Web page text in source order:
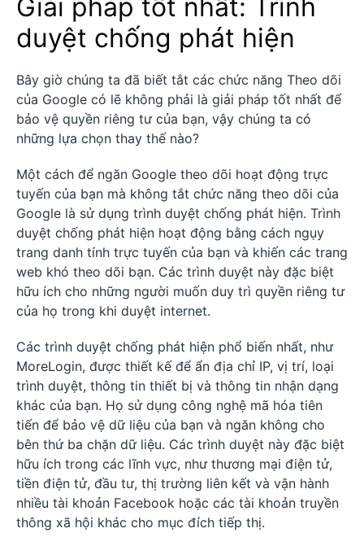
Giải pháp tốt nhất: Trình
duyệt chống phát hiện
Bây giờ chúng ta đã biết tắt các chức năng Theo dõi
của Google có lẽ không phải là giải pháp tốt nhất để
bảo vệ quyền riêng tư của bạn, vậy chúng ta có
những lựa chọn thay thế nào?
Một cách để ngăn Google theo dõi hoạt động trực
tuyến của bạn mà không tắt chức năng theo dõi của
Google là sử dụng trình duyệt chống phát hiện. Trình
duyệt chống phát hiện hoạt động bằng cách ngụy
trang danh tính trực tuyến của bạn và khiến các trang
web khó theo dõi bạn. Các trình duyệt này đặc biệt
hữu ích cho những người muốn duy trì quyền riêng tư
của họ trong khi duyệt internet.
Các trình duyệt chống phát hiện phổ biến nhất, như
MoreLogin, được thiết kế để ẩn địa chỉ IP, vị trí, loại
trình duyệt, thông tin thiết bị và thông tin nhận dạng
khác của bạn. Họ sử dụng công nghệ mã hóa tiên
tiến để bảo vệ dữ liệu của bạn và ngăn không cho
bên thứ ba chặn dữ liệu. Các trình duyệt này đặc biệt
hữu ích trong các lĩnh vực, như thương mại điện tử,
tiền điện tử, đầu tư, thị trường liên kết và vận hành
nhiều tài khoản Facebook hoặc các tài khoản truyền
thông xã hội khác cho mục đích tiếp thị.